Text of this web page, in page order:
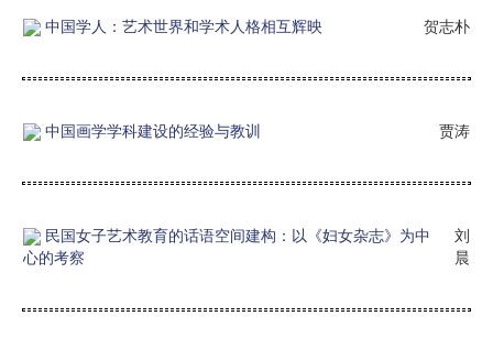
中国学人：艺术世界和学术人格相互辉映 贺志朴
中国画学学科建设的经验与教训 贾涛
民国女子艺术教育的话语空间建构：以《妇女杂志》为中
心的考察
刘
晨